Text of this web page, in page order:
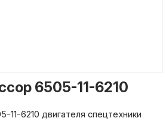
6505-11-6210
11-6210 двигателя спецтехники